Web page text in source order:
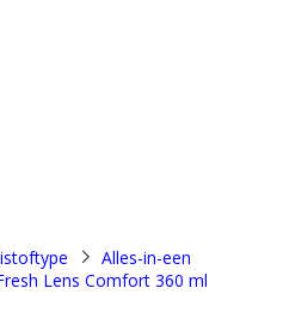
Alles-in-een
Lens Comfort 360 ml